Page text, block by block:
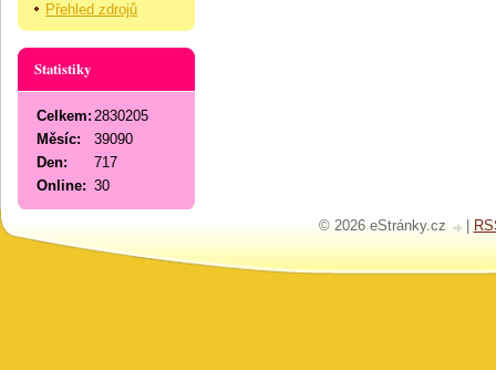
Přehled zdrojů
Statistiky
Online: 30
Celkem: 2830205
Měsíc:
39090
Den:
717
© 2026 eStránky.cz